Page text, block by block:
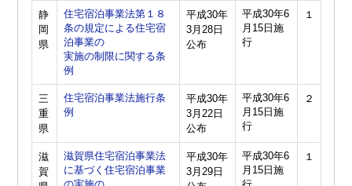
静
岡
県
住宅宿泊事業法第１８
条の規定による住宅宿
泊事業の
実施の制限に関する条
例
平成30年
3月28日
公布
平成30年6
月15日施
行
１
三
重
県
住宅宿泊事業法施行条
例
平成30年
3月22日
公布
平成30年6
月15日施
行
２
滋
賀
滋賀県住宅宿泊事業法
に基づく住宅宿泊事業
平成30年
3月29日
平成30年6
月15日施
１